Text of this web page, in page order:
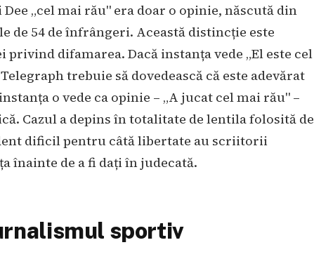
„cel mai rău" era doar o opinie, născută din
de 54 de înfrângeri. Această distincție este
difamarea. Dacă instanța vede „El este cel
trebuie să dovedească că este adevărat
o vede ca opinie – „A jucat cel mai rău" –
Cazul a depins în totalitate de lentila folosită de
dificil pentru câtă libertate au scriitorii
înainte de a fi dați în judecată.
sportiv